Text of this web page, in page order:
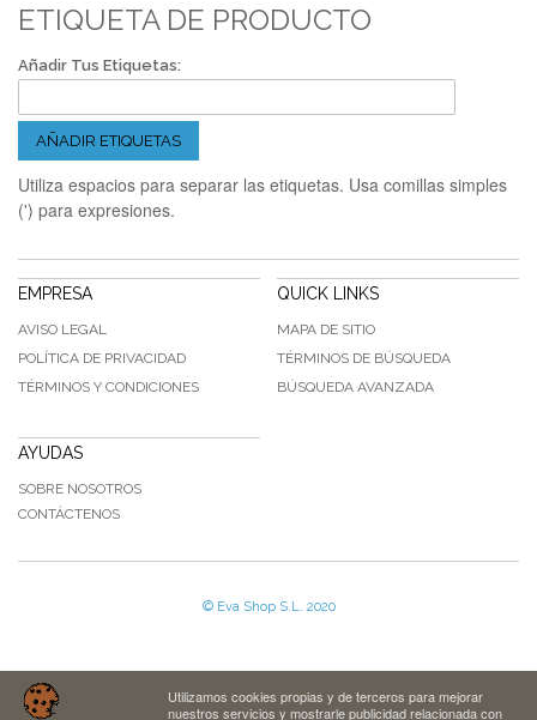
ETIQUETA DE PRODUCTO
Añadir Tus Etiquetas:
AÑADIR ETIQUETAS
Utiliza espacios para separar las etiquetas. Usa comillas simples
(') para expresiones.
EMPRESA
AVISO LEGAL
POLÍTICA DE PRIVACIDAD
TÉRMINOS Y CONDICIONES
QUICK LINKS
MAPA DE SITIO
TÉRMINOS DE BÚSQUEDA
BÚSQUEDA AVANZADA
AYUDAS
SOBRE NOSOTROS
CONTÁCTENOS
© Eva Shop S.L. 2020
Utilizamos cookies propias y de terceros para mejorar
nuestros servicios y mostrarle publicidad relacionada con